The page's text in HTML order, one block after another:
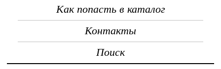
Как попасть в каталог
Контакты
Поиск